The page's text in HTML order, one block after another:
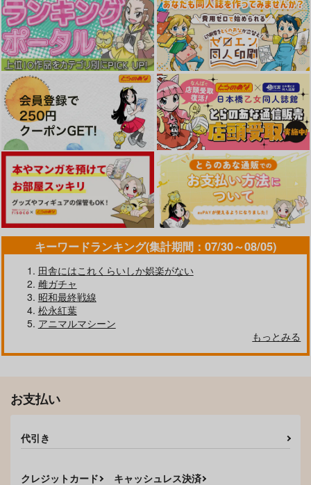
キーワードランキング(集計期間：07/30～08/05)
田舎にはこれくらいしか娯楽がない
雌ガチャ
昭和最終戦線
松永紅葉
アニマルマシーン
もっとみる
お支払い
代引き
クレジットカード キャッシュレス決済